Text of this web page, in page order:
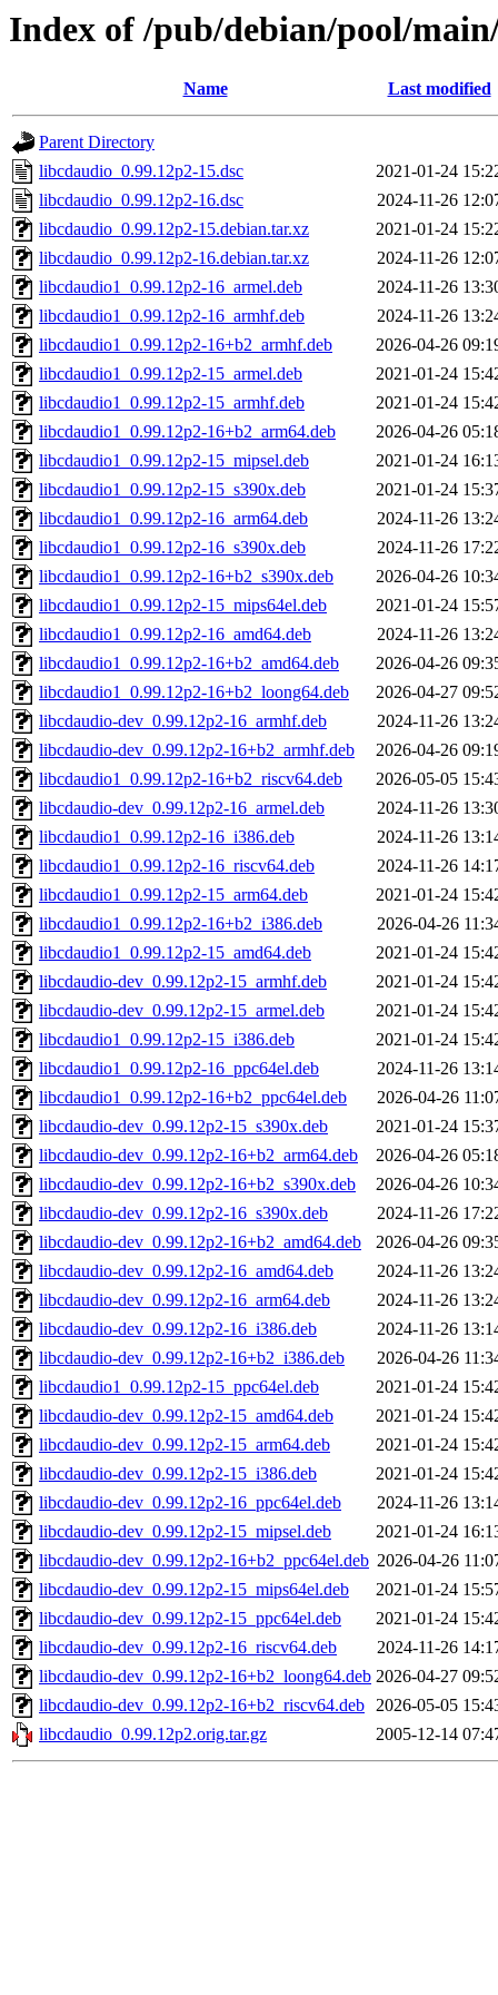
Index of /pub/debian/pool/
Name Last modified
Parent Directory
libcdaudio_0.99.12p2-15.dsc
2021-01-24
libcdaudio_0.99.12p2-16.dsc
2024-11-26
libcdaudio_0.99.12p2-15.debian.tar.xz
2021-01-24
libcdaudio_0.99.12p2-16.debian.tar.xz
2024-11-26
libcdaudio1_0.99.12p2-16_armel.deb
2024-11-26
libcdaudio1_0.99.12p2-16_armhf.deb
2024-11-26
libcdaudio1_0.99.12p2-16+b2_armhf.deb
2026-04-26
libcdaudio1_0.99.12p2-15_armel.deb
2021-01-24
libcdaudio1_0.99.12p2-15_armhf.deb
2021-01-24
libcdaudio1_0.99.12p2-16+b2_arm64.deb
2026-04-26
libcdaudio1_0.99.12p2-15_mipsel.deb
2021-01-24
libcdaudio1_0.99.12p2-15_s390x.deb
2021-01-24
libcdaudio1_0.99.12p2-16_arm64.deb
2024-11-26
libcdaudio1_0.99.12p2-16_s390x.deb
2024-11-26
libcdaudio1_0.99.12p2-16+b2_s390x.deb
2026-04-26
libcdaudio1_0.99.12p2-15_mips64el.deb
2021-01-24
libcdaudio1_0.99.12p2-16_amd64.deb
2024-11-26
libcdaudio1_0.99.12p2-16+b2_amd64.deb
2026-04-26
libcdaudio1_0.99.12p2-16+b2_loong64.deb
2026-04-27
libcdaudio-dev_0.99.12p2-16_armhf.deb
2024-11-26
libcdaudio-dev_0.99.12p2-16+b2_armhf.deb
2026-04-26
libcdaudio1_0.99.12p2-16+b2_riscv64.deb
2026-05-05
libcdaudio-dev_0.99.12p2-16_armel.deb
2024-11-26
libcdaudio1_0.99.12p2-16_i386.deb
2024-11-26
libcdaudio1_0.99.12p2-16_riscv64.deb
2024-11-26
libcdaudio1_0.99.12p2-15_arm64.deb
2021-01-24
libcdaudio1_0.99.12p2-16+b2_i386.deb
2026-04-26
libcdaudio1_0.99.12p2-15_amd64.deb
2021-01-24
libcdaudio-dev_0.99.12p2-15_armhf.deb
2021-01-24
libcdaudio-dev_0.99.12p2-15_armel.deb
2021-01-24
libcdaudio1_0.99.12p2-15_i386.deb
2021-01-24
libcdaudio1_0.99.12p2-16_ppc64el.deb
2024-11-26
libcdaudio1_0.99.12p2-16+b2_ppc64el.deb
2026-04-26
libcdaudio-dev_0.99.12p2-15_s390x.deb
2021-01-24
libcdaudio-dev_0.99.12p2-16+b2_arm64.deb
2026-04-26
libcdaudio-dev_0.99.12p2-16+b2_s390x.deb
2026-04-26
libcdaudio-dev_0.99.12p2-16_s390x.deb
2024-11-26
libcdaudio-dev_0.99.12p2-16+b2_amd64.deb
2026-04-26
libcdaudio-dev_0.99.12p2-16_amd64.deb
2024-11-26
libcdaudio-dev_0.99.12p2-16_arm64.deb
2024-11-26
libcdaudio-dev_0.99.12p2-16_i386.deb
2024-11-26
libcdaudio-dev_0.99.12p2-16+b2_i386.deb
2026-04-26
libcdaudio1_0.99.12p2-15_ppc64el.deb
2021-01-24
libcdaudio-dev_0.99.12p2-15_amd64.deb
2021-01-24
libcdaudio-dev_0.99.12p2-15_arm64.deb
2021-01-24
libcdaudio-dev_0.99.12p2-15_i386.deb
2021-01-24
libcdaudio-dev_0.99.12p2-16_ppc64el.deb
2024-11-26
libcdaudio-dev_0.99.12p2-15_mipsel.deb
2021-01-24
libcdaudio-dev_0.99.12p2-16+b2_ppc64el.deb 2026-04-26
libcdaudio-dev_0.99.12p2-15_mips64el.deb
2021-01-24
libcdaudio-dev_0.99.12p2-15_ppc64el.deb
2021-01-24
libcdaudio-dev_0.99.12p2-16_riscv64.deb
2024-11-26
libcdaudio-dev_0.99.12p2-16+b2_loong64.deb 2026-04-27
libcdaudio-dev_0.99.12p2-16+b2_riscv64.deb 2026-05-05
libcdaudio_0.99.12p2.orig.tar.gz
2005-12-14